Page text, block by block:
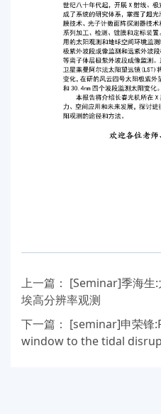
上一篇： [Seminar]季海生
埃高分辨率观测
下一篇： [seminar]申荣锋
window to the tidal